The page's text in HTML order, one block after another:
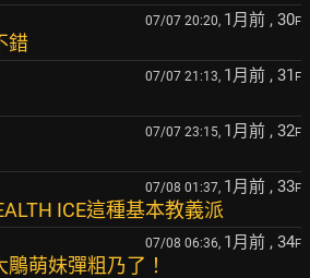
07/07 20:20, 1月前 , 30F
錯
07/07 21:13, 1月前 , 31 F
07/07 23:15, 1月前 , 32F
07/08 01:37, 1月前 , 33F
ICE這種基本教義派
07/08 06:36, 1月前 , 34F
萌妹彈粗乃了！